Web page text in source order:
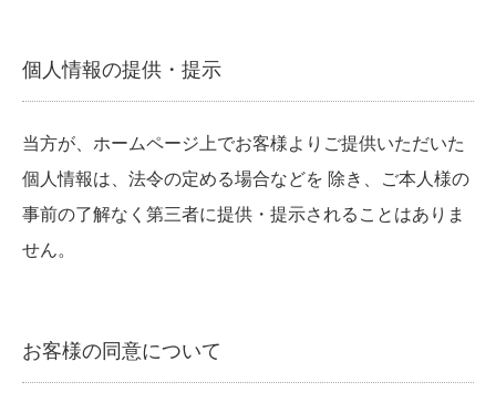
個人情報の提供・提示
当方が、ホームページ上でお客様よりご提供いただいた
個人情報は、法令の定める場合などを 除き、ご本人様の
事前の了解なく第三者に提供・提示されることはありま
せん。
お客様の同意について